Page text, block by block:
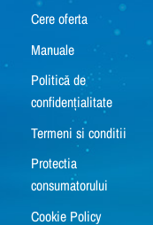
Cere oferta
Manuale
Politică de
confidențialitate
Termeni si conditii
Protectia
consumatorului
Cookie Policy